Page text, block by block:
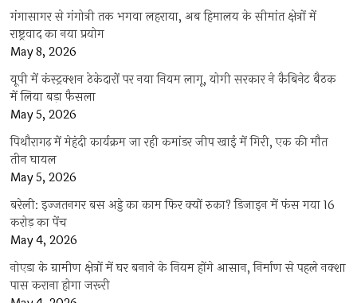
गंगासागर से गंगोत्री तक भगवा लहराया, अब हिमालय के सीमांत क्षेत्रों में
राष्ट्रवाद का नया प्रयोग
May 8, 2026
यूपी में कंस्ट्रक्शन ठेकेदारों पर नया नियम लागू, योगी सरकार ने कैबिनेट बैठक
में लिया बड़ा फैसला
May 5, 2026
पिथौरागढ़ में मेहंदी कार्यक्रम जा रही कमांडर जीप खाई में गिरी, एक की मौत
तीन घायल
May 5, 2026
बरेली: इज्जतनगर बस अड्डे का काम फिर क्यों रुका? डिजाइन में फंस गया 16
करोड़ का पेंच
May 4, 2026
नोएडा के ग्रामीण क्षेत्रों में घर बनाने के नियम होंगे आसान, निर्माण से पहले नक्शा
पास कराना होगा जरूरी